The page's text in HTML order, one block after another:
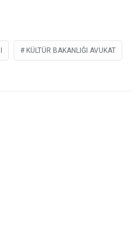
KÜLTÜR BAKANLIĞI AVUKAT